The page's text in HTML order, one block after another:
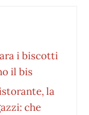
i biscotti
il bis
la
che